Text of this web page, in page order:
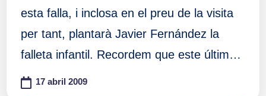
esta falla, i inclosa en el preu de la visita
per tant, plantarà Javier Fernández la
falleta infantil. Recordem que este últim…
17 abril 2009